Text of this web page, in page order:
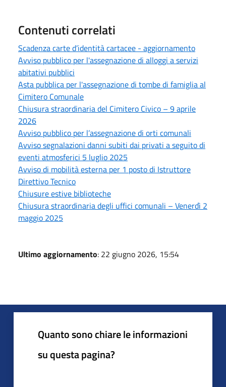
Contenuti correlati
Scadenza carte d’identità cartacee - aggiornamento
Avviso pubblico per l'assegnazione di alloggi a servizi
abitativi pubblici
Asta pubblica per l'assegnazione di tombe di famiglia al
Cimitero Comunale
Chiusura straordinaria del Cimitero Civico – 9 aprile
2026
Avviso pubblico per l’assegnazione di orti comunali
Avviso segnalazioni danni subiti dai privati a seguito di
eventi atmosferici 5 luglio 2025
Avviso di mobilità esterna per 1 posto di Istruttore
Direttivo Tecnico
Chiusure estive biblioteche
Chiusura straordinaria degli uffici comunali – Venerdì 2
maggio 2025
Ultimo aggiornamento: 22 giugno 2026, 15:54
Quanto sono chiare le informazioni
su questa pagina?